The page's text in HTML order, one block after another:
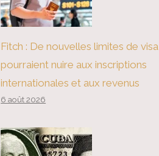
Fitch : De nouvelles limites de visa
pourraient nuire aux inscriptions
internationales et aux revenus
6 août 2026